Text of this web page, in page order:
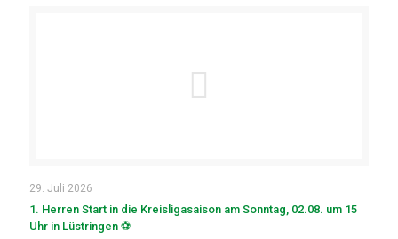
29. Juli 2026
1. Herren Start in die Kreisligasaison am Sonntag, 02.08. um 15
Uhr in Lüstringen ⚽